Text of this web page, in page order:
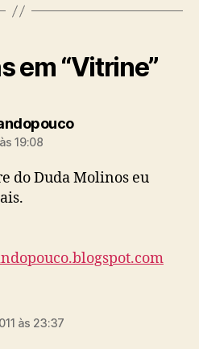
em “Vitrine”
diz:
19:08
do Duda Molinos eu
às 23:37